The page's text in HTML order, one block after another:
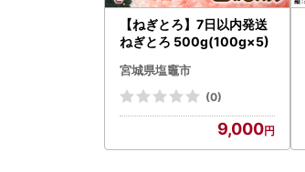
【ねぎとろ】7日以内発送
ねぎとろ 500g(100g×5)
宮城県塩竈市
(0)
9,000